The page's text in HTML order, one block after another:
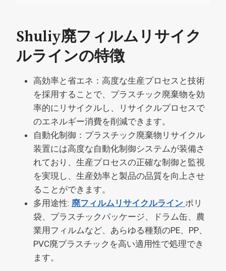
Shuliy廃フィルムリサイク
ルラインの特徴
高効率と省エネ：高度な生産プロセスと技術
を採用することで、プラスチック廃棄物を効
率的にリサイクルし、リサイクルプロセスで
のエネルギー消費を削減できます。
自動化制御：プラスチック廃棄物リサイクル
装置には高度な自動化制御システムが装備さ
れており、生産プロセスの正確な制御と監視
を実現し、生産効率と製品の品質を向上させ
ることができます。
多用途性: 廃フィルムリサイクルライン ポリ
袋、プラスチックパッケージ、ドラム缶、農
業用フィルムなど、あらゆる種類のPE、PP、
PVC廃プラスチックを高い適用性で処理でき
ます。